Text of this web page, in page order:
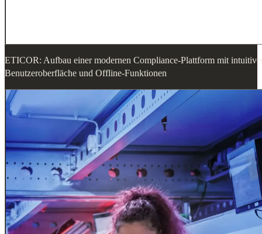
ETICOR: Aufbau einer modernen Compliance-Plattform mit
Benutzeroberfläche und Offline-Funktionen